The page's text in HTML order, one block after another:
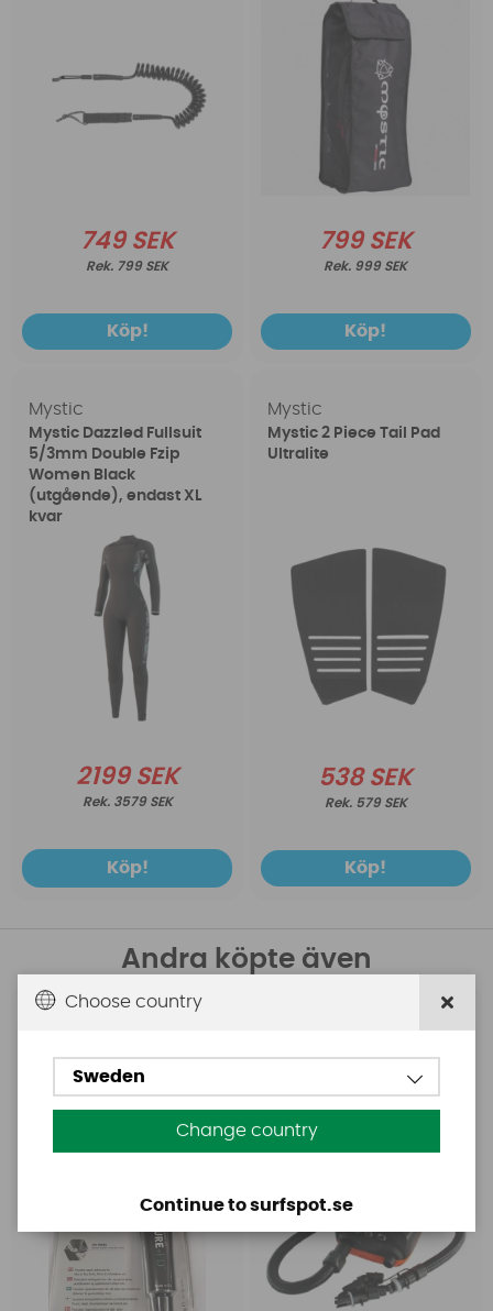
749 SEK
799 SEK
Köp!
799 SEK
999 SEK
Köp!
Mystic
Mystic Dazzled Fullsuit
5/3mm Double Fzip
Women Black
(utgående), endast XL
kvar
2199 SEK
3579 SEK
Köp!
Mystic
Mystic 2 Piece Tail Pad
Ultralite
538 SEK
579 SEK
Köp!
Andra köpte även
Choose country
Sweden
Change country
Continue to surfspot.se